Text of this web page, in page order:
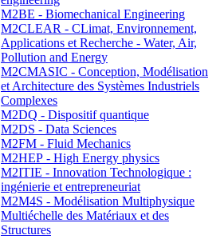
M2BE - Biomechanical Engineering
M2CLEAR - CLimat, Environnement,
Applications et Recherche - Water, Air,
Pollution and Energy
M2CMASIC - Conception, Modélisation
et Architecture des Systèmes Industriels
Complexes
M2DQ - Dispositif quantique
M2DS - Data Sciences
M2FM - Fluid Mechanics
M2HEP - High Energy physics
M2ITIE - Innovation Technologique :
ingénierie et entrepreneuriat
M2M4S - Modélisation Multiphysique
Multiéchelle des Matériaux et des
Structures